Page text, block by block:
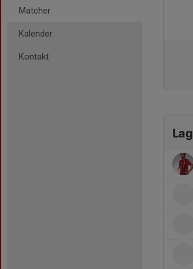
Matcher
Kalender
Kontakt